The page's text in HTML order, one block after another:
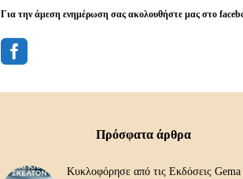
Για την άμεση ενημέρωση σας ακολουθήστε μας στο
Πρόσφατα άρθρα
Κυκλοφόρησε από τις Εκδόσεις Gema